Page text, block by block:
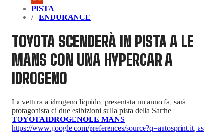
PISTA
ENDURANCE
TOYOTA SCENDERÀ IN PISTA A LE
MANS CON UNA HYPERCAR A
IDROGENO
La vettura a idrogeno liquido, presentata un anno fa, sarà
protagonista di due esibizioni sulla pista della Sarthe
TOYOTAIDROGENOLE MANS
https://www.google.com/preferences/source?q=autosprint.it, as